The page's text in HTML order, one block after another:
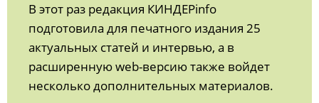
В этот раз редакция КИНДЕРinfo
подготовила для печатного издания 25
актуальных статей и интервью, а в
расширенную web-версию также войдет
несколько дополнительных материалов.